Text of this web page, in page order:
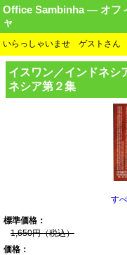
Office Sambinha ― オフ
ャ
いらっしゃいませ ゲストさん
イスワン／インドネシ
ネシア第２集
す
標準価格：
1,650円（税込）
価格：